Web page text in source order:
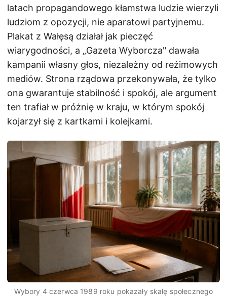
latach propagandowego kłamstwa ludzie wierzyli
ludziom z opozycji, nie aparatowi partyjnemu.
Plakat z Wałęsą działał jak pieczęć
wiarygodności, a „Gazeta Wyborcza" dawała
kampanii własny głos, niezależny od reżimowych
mediów. Strona rządowa przekonywała, że tylko
ona gwarantuje stabilność i spokój, ale argument
ten trafiał w próżnię w kraju, w którym spokój
kojarzył się z kartkami i kolejkami.
Wybory 4 czerwca 1989 roku pokazały skalę społecznego